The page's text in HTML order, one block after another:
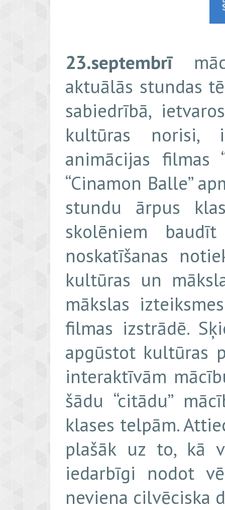
23.septembrī
aktuālās stundas
sabiedrībā,
kultūras norisi,
animācijas filmas
“Cinamon Balle”
stundu ārpus
skolēniem
noskatīšanas
kultūras un
mākslas
filmas izstrādē.
apgūstot kultūras
interaktīvām
šādu “citādu”
klases telpām.
plašāk uz to, kā
iedarbīgi nodot
neviena cilvēciska